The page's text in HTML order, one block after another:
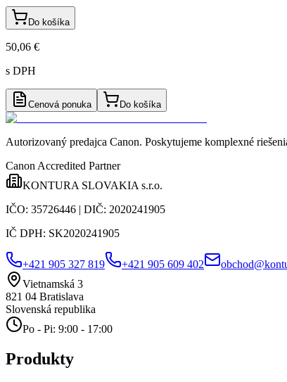
Do košíka
50,06 €
s DPH
Cenová ponuka Do košíka
Autorizovaný predajca Canon. Poskytujeme komplexné
Canon Accredited Partner
KONTURA SLOVAKIA s.r.o.
IČO: 35726446 | DIČ: 2020241905
IČ DPH: SK2020241905
+421 905 327 819 +421 905 609 402
Vietnamská 3
821 04 Bratislava
Slovenská republika
Po - Pi: 9:00 - 17:00
Produkty